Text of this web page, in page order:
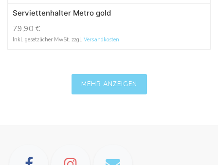
Serviettenhalter Metro gold
79,90 €
Inkl. gesetzlicher MwSt. zzgl. Versandkosten
MEHR ANZEIGEN